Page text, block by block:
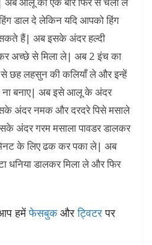
डाल दे लेकिन यदि आपको हिंग
हैं| अब इसके अंदर हल्दी
अच्छे से मिला ले| अब 2 इंच का
छह लहसुन की कलियाँ ले और इन्हें
ना बनाए| अब इसे आलू के अंदर
अंदर नमक और दरदरे पिसे मसाले
अंदर गरम मसाला पावडर डालकर
के लिए ढक कर पका ले| अब
धनिया डालकर मिला ले और फिर
हमेंफेसबुकऔरट्विटरपर